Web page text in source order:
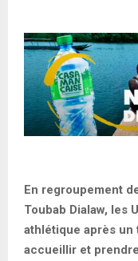
En regroupement
Toubab Dialaw, les
athlétique après
accueillir et